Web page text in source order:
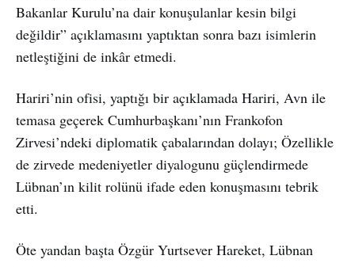
Bakanlar Kurulu’na dair konuşulanlar kesin bilgi
değildir” açıklamasını yaptıktan sonra bazı isimlerin
netleştiğini de inkâr etmedi.
Hariri’nin ofisi, yaptığı bir açıklamada Hariri, Avn ile
temasa geçerek Cumhurbaşkanı’nın Frankofon
Zirvesi’ndeki diplomatik çabalarından dolayı; Özellikle
de zirvede medeniyetler diyalogunu güçlendirmede
Lübnan’ın kilit rolünü ifade eden konuşmasını tebrik
etti.
Öte yandan başta Özgür Yurtsever Hareket, Lübnan